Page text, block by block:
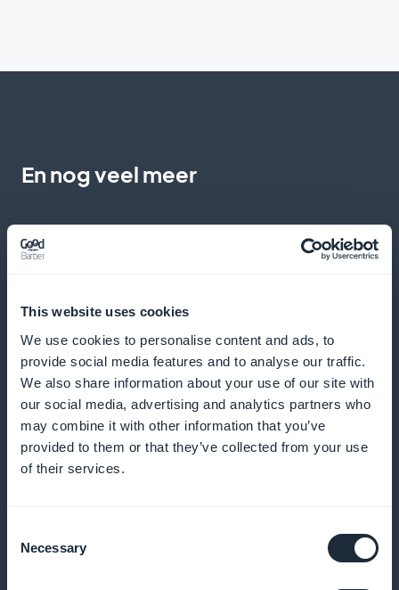
This website uses cookies
We use cookies to personalise content and ads, to
provide social media features and to analyse our traffic.
We also share information about your use of our site with
our social media, advertising and analytics partners who
may combine it with other information that you’ve
provided to them or that they’ve collected from your use
of their services.
Selection
Necessary
En nog veel meer
Gedetailleerde statistieken over
abonnees op sportcontent
Krijg toegang tot nauwkeurige analyses van je
abonnees en optimaliseer je contentstrategie
beschikbaar op de startpagina van de